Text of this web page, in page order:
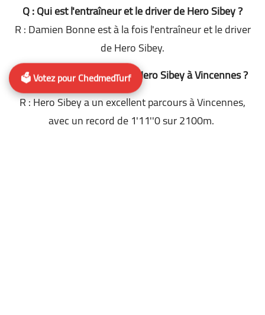
Q : Qui est l'entraîneur et le driver de Hero Sibey ?
R : Damien Bonne est à la fois l'entraîneur et le driver
de Hero Sibey.
Q : Quel est le parcours de Hero Sibey à Vincennes ?
R : Hero Sibey a un excellent parcours à Vincennes,
avec un record de 1'11''0 sur 2100m.
🗳️ Votez pour ChedmedTurf